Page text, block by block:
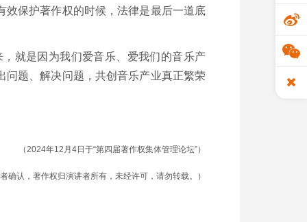
效保护著作权的时候，法律是最后一道底
就是因为我们爱音乐、爱我们的音乐产
问题、解决问题，共创音乐产业真正繁荣
（2024年12月4日于“第四届著作权集体管理论坛”）
确认，著作权归演讲者所有，未经许可，请勿转载。）